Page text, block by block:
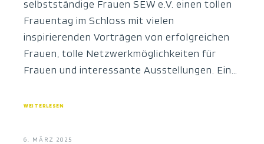
selbstständige Frauen SEW e.V. einen tollen
Frauentag im Schloss mit vielen
inspirierenden Vorträgen von erfolgreichen
Frauen, tolle Netzwerkmöglichkeiten für
Frauen und interessante Ausstellungen. Ein…
WEITERLESEN
6. MÄRZ 2025